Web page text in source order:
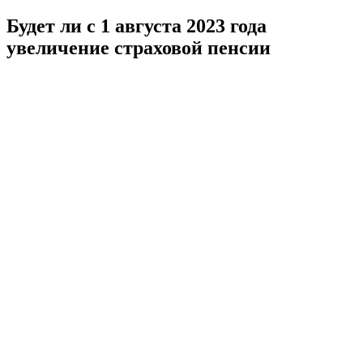
Будет ли с 1 августа 2023 года
увеличение страховой пенсии